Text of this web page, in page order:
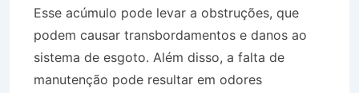
Esse acúmulo pode levar a obstruções, que
podem causar transbordamentos e danos ao
sistema de esgoto. Além disso, a falta de
manutenção pode resultar em odores